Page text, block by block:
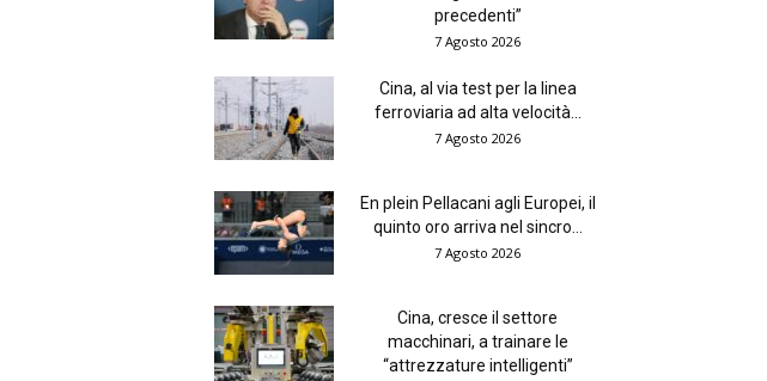
precedenti”
7 Agosto 2026
Cina, al via test per la linea
ferroviaria ad alta velocità...
7 Agosto 2026
En plein Pellacani agli Europei, il
quinto oro arriva nel sincro...
7 Agosto 2026
Cina, cresce il settore
macchinari, a trainare le
“attrezzature intelligenti”